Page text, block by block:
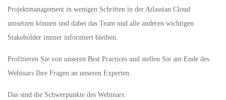
Projektmanagement in wenigen Schritten in der Atlassian Cloud
umsetzen können und dabei das Team und alle anderen wichtigen
Stakeholder immer informiert bleiben.
Profitieren Sie von unseren Best Practices und stellen Sie am Ende des
Webinars Ihre Fragen an unseren Experten.
Das sind die Schwerpunkte des Webinars: